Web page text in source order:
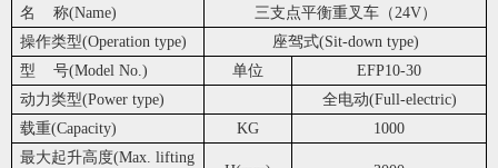
名 称(Name)
三支点平衡重叉车（24V）
操作类型(Operation type)
座驾式(Sit-down type)
型 号(Model No.)
单位
EFP10-30
动力类型(Power type)
全电动(Full-electric)
载重(Capacity)
KG
1000
最大起升高度(Max. lifting